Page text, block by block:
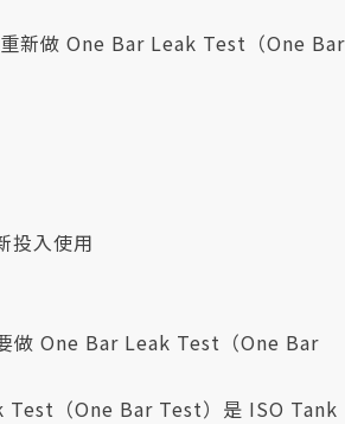
新做 One Bar Leak Test（One Bar
投入使用
做 One Bar Leak Test（One Bar
Test（One Bar Test）是 ISO Tank